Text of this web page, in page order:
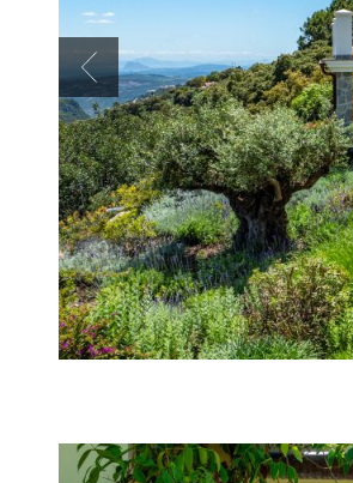
Previous